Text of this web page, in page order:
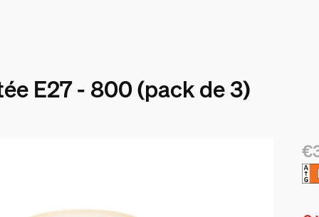
E27 - 800 (pack de 3)
Le